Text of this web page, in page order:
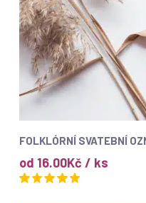
FOLKLÓRNÍ SVATEBNÍ
od 16.00Kč / ks